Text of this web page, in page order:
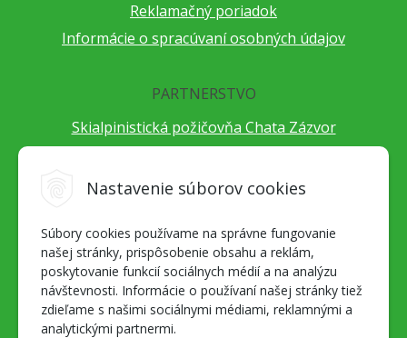
Nastavenie súborov cookies
Súbory cookies používame na správne fungovanie
našej stránky, prispôsobenie obsahu a reklám,
poskytovanie funkcií sociálnych médií a na analýzu
návštevnosti. Informácie o používaní našej stránky tiež
zdieľame s našimi sociálnymi médiami, reklamnými a
analytickými partnermi.
Reklamačný poriadok
Informácie o spracúvaní osobných údajov
PARTNERSTVO
Skialpinistická požičovňa Chata Zázvor
Cestovateľský festival Cestou necestou
Alpenverein Slovensko
Hore-dole Derešom
Motorest Nemecká
Splav Hrona